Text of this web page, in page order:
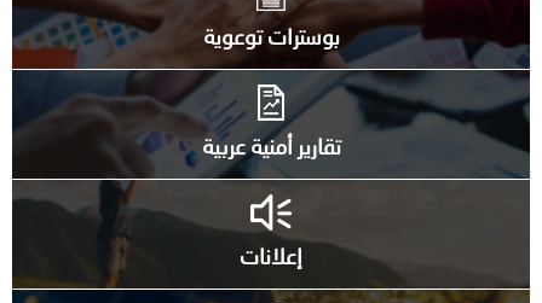
بوسترات توعوية
تقارير أمنية عربية
إعلانات